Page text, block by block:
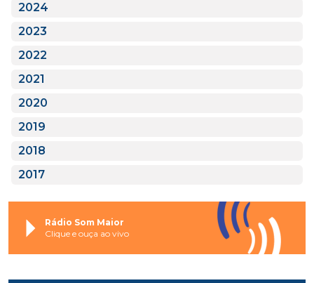
2024
2023
2022
2021
2020
2019
2018
2017
Rádio Som Maior
Clique e ouça ao vivo